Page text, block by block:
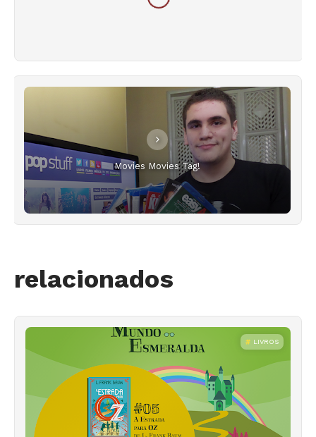
Movies Movies Tag!
relacionados
LIVROS